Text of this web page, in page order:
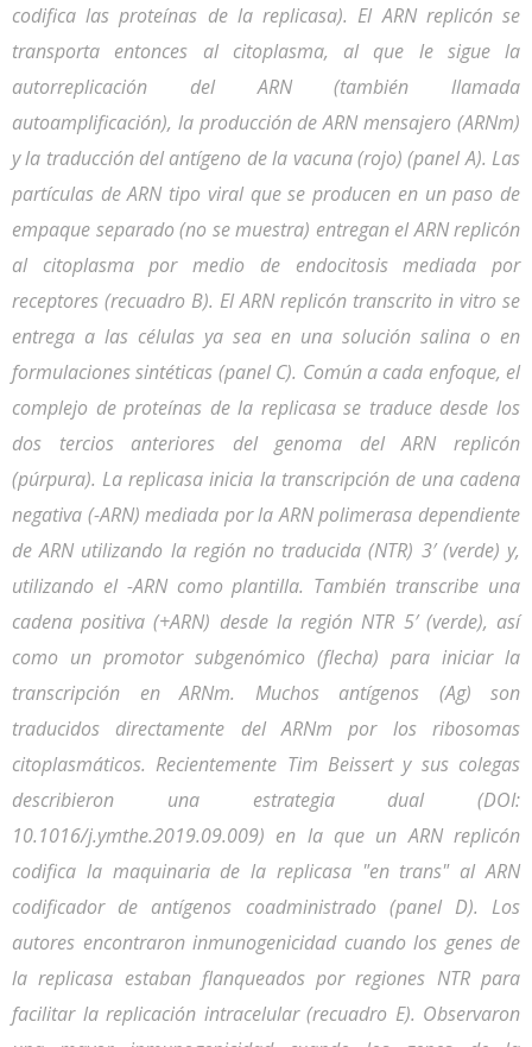
codifica las proteínas de la replicasa). El ARN replicón se
transporta entonces al citoplasma, al que le sigue la
autorreplicación del ARN (también llamada
autoamplificación), la producción de ARN mensajero (ARNm)
y la traducción del antígeno de la vacuna (rojo) (panel A). Las
partículas de ARN tipo viral que se producen en un paso de
empaque separado (no se muestra) entregan el ARN replicón
al citoplasma por medio de endocitosis mediada por
receptores (recuadro B). El ARN replicón transcrito in vitro se
entrega a las células ya sea en una solución salina o en
formulaciones sintéticas (panel C). Común a cada enfoque, el
complejo de proteínas de la replicasa se traduce desde los
dos tercios anteriores del genoma del ARN replicón
(púrpura). La replicasa inicia la transcripción de una cadena
negativa (-ARN) mediada por la ARN polimerasa dependiente
de ARN utilizando la región no traducida (NTR) 3′ (verde) y,
utilizando el -ARN como plantilla. También transcribe una
cadena positiva (+ARN) desde la región NTR 5′ (verde), así
como un promotor subgenómico (flecha) para iniciar la
transcripción en ARNm. Muchos antígenos (Ag) son
traducidos directamente del ARNm por los ribosomas
citoplasmáticos. Recientemente Tim Beissert y sus colegas
describieron una estrategia dual (DOI:
10.1016/j.ymthe.2019.09.009) en la que un ARN replicón
codifica la maquinaria de la replicasa "en trans" al ARN
codificador de antígenos coadministrado (panel D). Los
autores encontraron inmunogenicidad cuando los genes de
la replicasa estaban flanqueados por regiones NTR para
facilitar la replicación intracelular (recuadro E). Observaron